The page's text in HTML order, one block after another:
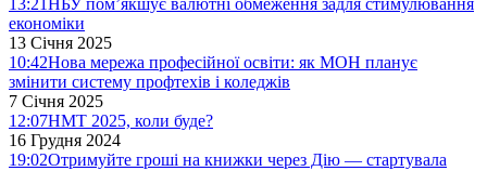
13:21НБУ пом’якшує валютні обмеження задля стимулювання
економіки
13 Січня 2025
10:42Нова мережа професійної освіти: як МОН планує
змінити систему профтехів і коледжів
7 Січня 2025
12:07НМТ 2025, коли буде?
16 Грудня 2024
19:02Отримуйте гроші на книжки через Дію — стартувала